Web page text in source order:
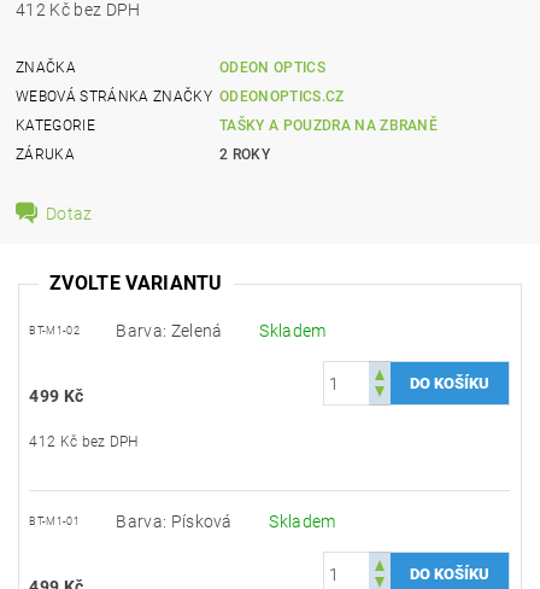
412 Kč bez DPH
ZNAČKA
ODEON OPTICS
WEBOVÁ STRÁNKA ZNAČKY ODEONOPTICS.CZ
KATEGORIE
TAŠKY A POUZDRA NA ZBRANĚ
ZÁRUKA
2 ROKY
Dotaz
ZVOLTE VARIANTU
BT-M1-02 Barva: Zelená Skladem
499 Kč
412 Kč bez DPH
BT-M1-01 Barva: Písková Skladem